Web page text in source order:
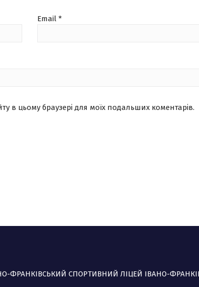
Email *
в цьому браузері для моїх подальших коментарів.
ФРАНКІВСЬКИЙ СПОРТИВНИЙ ЛІЦЕЙ ІВАНО-